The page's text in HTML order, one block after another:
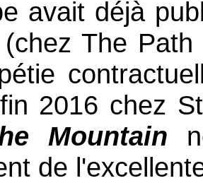
avait déjà
The Path
2016 chez
Mountain
de